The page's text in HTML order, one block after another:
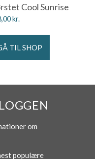
Cool Sunrise
kr.
TIL SHOP
om
populære